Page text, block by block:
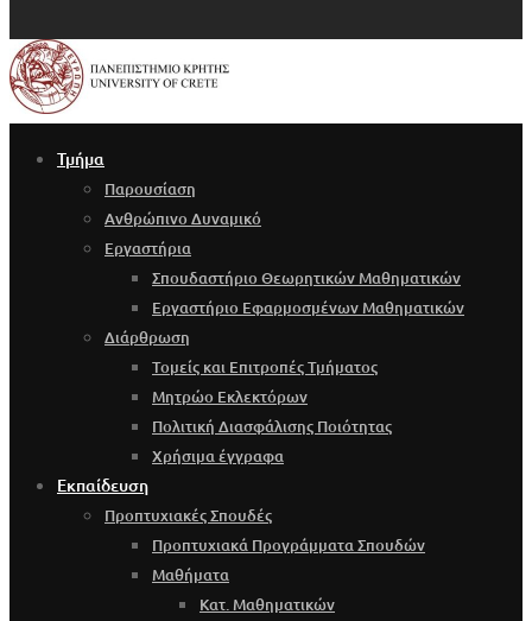
Τμήμα
Παρουσίαση
Ανθρώπινο Δυναμικό
Εργαστήρια
Σπουδαστήριο Θεωρητικών Μαθηματικών
Εργαστήριο Εφαρμοσμένων Μαθηματικών
Διάρθρωση
Τομείς και Επιτροπές Τμήματος
Μητρώο Εκλεκτόρων
Πολιτική Διασφάλισης Ποιότητας
Χρήσιμα έγγραφα
Εκπαίδευση
Προπτυχιακές Σπουδές
Προπτυχιακά Προγράμματα Σπουδών
Μαθήματα
Κατ. Μαθηματικών